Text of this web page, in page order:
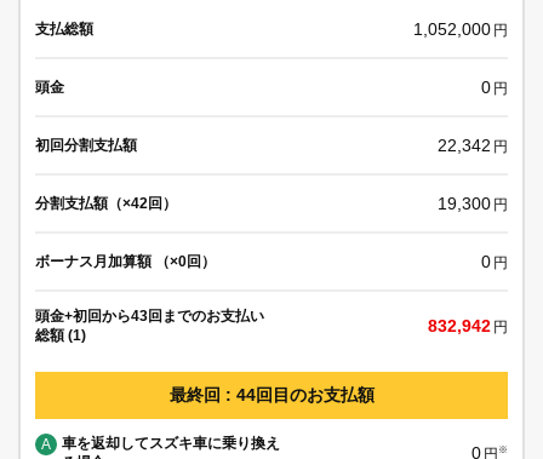
支払総額 1,052,000 円
頭金 0 円
初回分割支払額 22,342 円
分割支払額（×42回） 19,300 円
ボーナス月加算額 （×0回） 0 円
頭金+初回から43回までのお支払い
総額 (1)
832,942 円
最終回 : 44回目のお支払額
A
車を返却してスズキ車に乗り換え
0 円 ※